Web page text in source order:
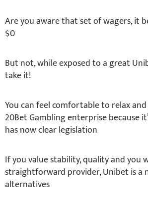
Are you aware that set of wagers, it
$0
But not, while exposed to a great
take it!
You can feel comfortable to relax
20Bet Gambling enterprise because
has now clear legislation
If you value stability, quality and you
straightforward provider, Unibet is a
alternatives